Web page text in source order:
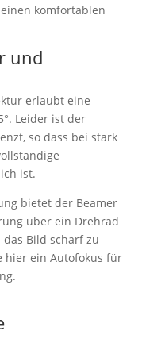
komfortablen
und
erlaubt eine
Leider ist der
so dass bei stark
ist.
bietet der Beamer
über ein Drehrad
Bild scharf zu
hier ein Autofokus für